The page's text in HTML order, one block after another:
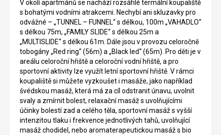
V okolí apartmánů se nachází rozsáhlé termální koupaliště
s bohatými vodními atrakcemi. Nechybí ani skluzavky pro
odvážné – „TUNNEL – FUNNEL“ s délkou, 100m „VAHADLO“
s délkou 75m, „FAMILY SLIDE“ s délkou 25m a
„MULTISLIDE“ s délkou 61m. Dále jsou v provozu celoročně
tobogány „Red ring“ (56m) a „Black led“ (65m). Pro děti je v
areálu celoroční hřiště a celoroční vodní hřiště, a pro
sportovní aktivity lze využít letní sportovní hřiště. V rámci
koupaliště si můžete vyzkoušet i masáže, jako například
švédskou masáž, která má za cíl odstranit únavu, uvolnit
svaly a zmírnit bolest, relaxační masáž s uvolňujícími
účinky bolestí zad a celého těla, sportovní masáž s vyšší
intenzitou tlaku i frekvence jednotlivých tahů, uvolňující
masáž chodidel, nebo aromaterapeutickou masáž s bio